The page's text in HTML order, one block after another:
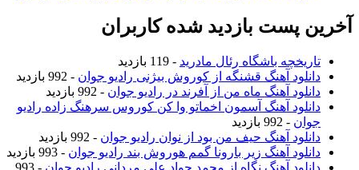
آخرین پست بازدید شده کاربران
تاریخچه باشگاه رئال مادرید - 119 بازدید
دانلود آهنگ قشنگه از کوروش بیژنی رادیو جوان - 992 بازدید
دانلود آهنگ ماه من از آفرند در رادیو جوان - 992 بازدید
دانلود آهنگ آسمون اخماتو وا کن کوروس سرهنگ زاده رادیو
جوان - 992 بازدید
دانلود آهنگ حیف من بود از نوان رادیو جوان - 992 بازدید
دانلود آهنگ زیر بارونا گمم هوروش بند رادیو جوان - 993 بازدید